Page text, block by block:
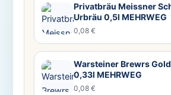
Privatbräu Meissner
Urbräu 0,5l MEHRWEG
0,08 €
Warsteiner Brewrs
0,33l MEHRWEG
0,08 €